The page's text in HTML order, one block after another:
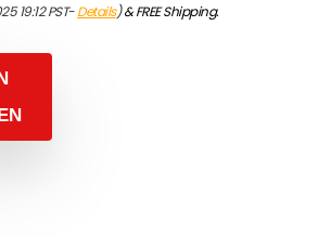
19:12 PST-Details)&FREE Shipping.